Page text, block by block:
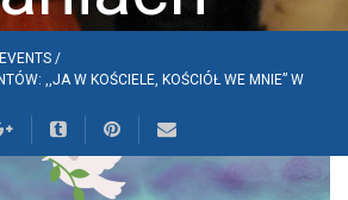
/
,,JA W KOŚCIELE, KOŚCIÓŁ WE MNIE” W